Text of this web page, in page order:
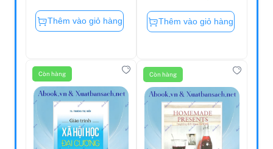
Thêm vào giỏ hàng Thêm vào giỏ hàng
Còn hàng Còn hàng